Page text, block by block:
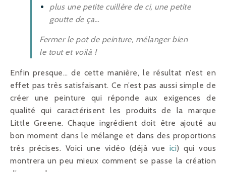
plus une petite cuillère de ci, une petite
goutte de ça…
Fermer le pot de peinture, mélanger bien
le tout et voilà !
Enfin presque… de cette manière, le résultat n’est en
effet pas très satisfaisant. Ce n’est pas aussi simple de
créer une peinture qui réponde aux exigences de
qualité qui caractérisent les produits de la marque
Little Greene. Chaque ingrédient doit être ajouté au
bon moment dans le mélange et dans des proportions
très précises. Voici une vidéo (déjà vue ici) qui vous
montrera un peu mieux comment se passe la création